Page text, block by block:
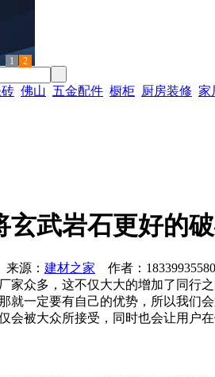
1 2
佛山 五金配件 橱柜 厨房装修 家
玄武岩石更好的
源： 建材之家 作者：
家众多，这不仅大大的增加了同行
就一定要有自己的优势，所以我们
会被大众所接受，同时也会让用户在